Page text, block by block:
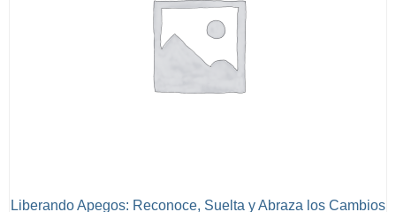
Liberando Apegos: Reconoce, Suelta y Abraza los Cambios